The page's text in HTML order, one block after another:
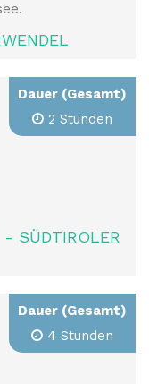
SÜDTIROLER
Dauer (Gesamt)
2 Stunden
Dauer (Gesamt)
4 Stunden